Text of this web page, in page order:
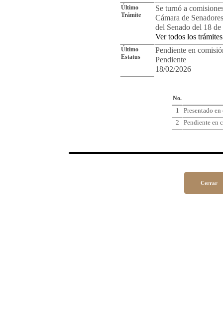
Último
Trámite
Se turnó a
Cámara de
del Senado del 18
Ver todos los trámites
Último
Estatus
Pendiente en
Pendiente
18/02/2026
No.
1
Presentado
2
Pendiente en
Cerrar